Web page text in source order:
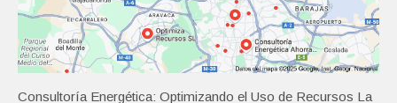
Consultoría Energética: Optimizando el Uso de Recursos La